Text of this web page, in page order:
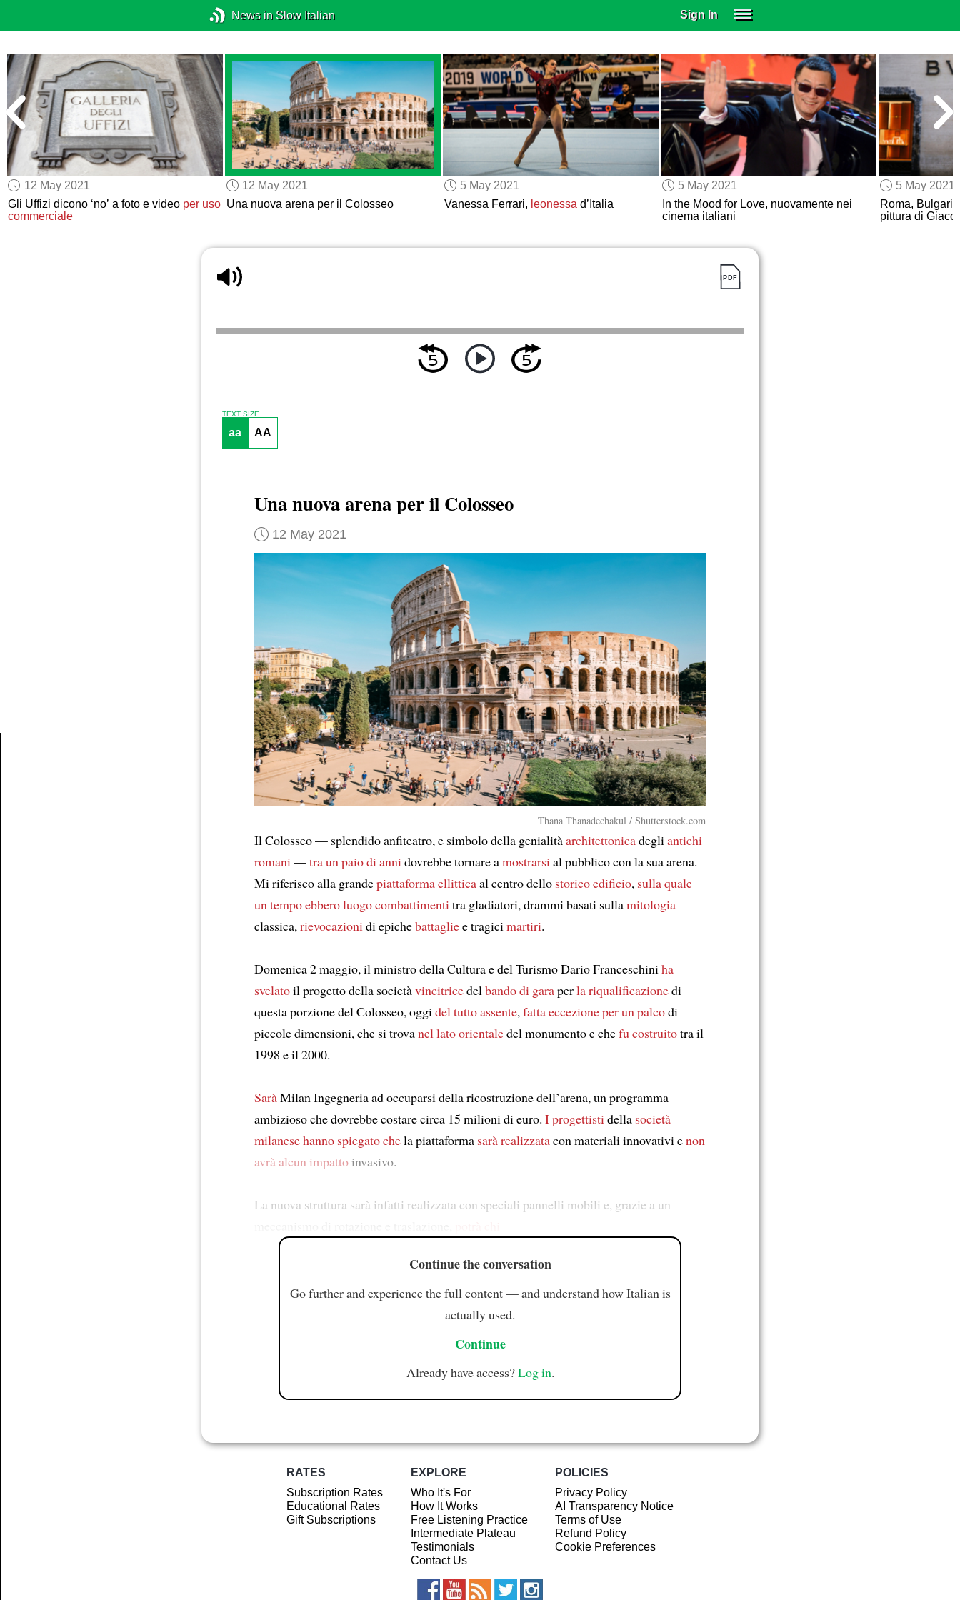
News in Slow Italian Sign In
SUBSCRIBE
EDUCATIONAL LICENSES
GIFT CARDS
OTHER LANGUAGES
ABOUT US
ALEXA
ADJUST COLORS
12 May 2021
Gli Uffizi dicono ‘no’ a foto e video per uso
commerciale
12 May 2021
Una nuova arena per il Colosseo
5 May 2021
Vanessa Ferrari, leonessad’Italia
5 May 2021
In the Mood for Love, nuovamente nei
cinema italiani
5 May 2021
Roma, Bulgari
pittura di
TEXT SIZE
aa AA
Una nuova arena per il Colosseo
12 May 2021
Thana Thanadechakul / Shutterstock.com
Il Colosseo — splendido anfiteatro, e simbolo della genialitàarchitettonicadegli antichi
romani —tra un paio di anni dovrebbe tornare amostrarsi al pubblico con la sua arena.
Mi riferisco alla grandepiattaforma ellitticaal centro dello storico edificio, sulla quale
un tempo ebbero luogocombattimenti tra gladiatori, drammi basati sullamitologia
classica, rievocazioni di epichebattagliee tragici martiri.
Domenica 2 maggio, il ministro della Cultura e del Turismo Dario Franceschini ha
svelatoil progetto della societàvincitricedel bando di garaperla riqualificazionedi
questa porzione del Colosseo, oggi del tutto assente, fatta eccezione perun palcodi
piccole dimensioni, che si trovanel lato orientaledel monumento e chefu costruitotra il
1998 e il 2000.
SaràMilan Ingegneria ad occuparsi della ricostruzione dell’arena, un programma
ambizioso che dovrebbe costare circa 15 milioni di euro. I progettisti della società
milanesehanno spiegato chela piattaforma sarà realizzatacon materiali innovativi enon
avrà alcun impatto invasivo.
La nuova struttura sarà infatti realizzata con speciali pannelli mobili e, grazie a un
Continue the conversation
Go further and experience the full content — and understand how Italian is
actually used.
Continue
Already have access?Log in.
RATES
Subscription Rates
Educational Rates
Gift Subscriptions
EXPLORE
Who It's For
How It Works
Free Listening Practice
Intermediate Plateau
Testimonials
Contact Us
POLICIES
Privacy Policy
AI Transparency Notice
Terms of Use
Refund Policy
Cookie Preferences